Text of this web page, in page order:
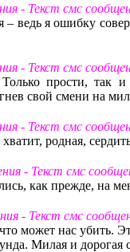
- Текст смс
ведь я ошибку
- Текст смс
прости, так
свой смени на
- Текст смс
родная,
- Текст смс
как прежде, на
- Текст смс
может нас убить.
Милая и дорогая